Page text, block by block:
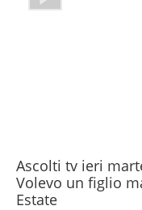
Ascolti tv ieri
Volevo un figlio
Estate